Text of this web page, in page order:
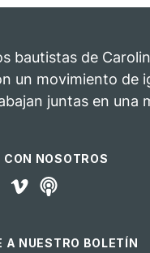
bautistas de
un movimiento de
juntas en una
NOSOTROS
A NUESTRO BOLETÍN